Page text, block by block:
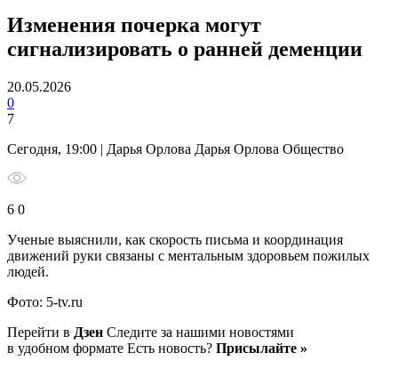
Изменения почерка могут
сигнализировать о ранней деменции
20.05.2026
0
7
Сегодня, 19:00 | Дарья Орлова Дарья Орлова Общество
6 0
Ученые выяснили, как скорость письма и координация
движений руки связаны с ментальным здоровьем пожилых
людей.
Фото: 5-tv.ru
Перейти в Дзен Следите за нашими новостями
в удобном формате Есть новость? Присылайте »